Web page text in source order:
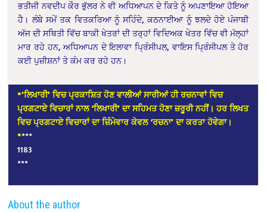
ਭਤੀਜੀ ਨਵਦੀਪ ਕੌਰ ਭੁੱਲਰ ਨੇ ਵੀ ਅਧਿਆਪਨ ਦੇ ਕਿਤੇ ਨੂੰ ਅਪਣਾਇਆ ਹੋਇਆ
ਹੈ। ਲੰਬੇ ਸਮੇਂ ਤਕ ਵਿਤਕਰਿਆ ਨੂੰ ਸਹਿੰਦੇ, ਕਠਨਾਈਆ ਨੂੰ ਝਲਦੇ ਹੋਏ ਪੰਜਾਬੀ
ਅੱਜ ਦੀ ਸਥਿਤੀ ਵਿੱਚ ਬਾਕੀ ਖੇਤਰਾਂ ਦੀ ਤਰ੍ਹਾਂ ਵਿਦਿਅਕ ਖੇਤਰ ਵਿੱਚ ਵੀ ਮੱਲ੍ਹਾਂ
ਮਾਰ ਰਹੇ ਹਨ, ਅਧਿਆਪਨ ਦੇ ਇਲਾਵਾ ਪ੍ਰਿੰਸੀਪਲ, ਵਾਇਸ ਪ੍ਰਿੰਸੀਪਲ ਤੇ ਹੋਰ
ਕਈ ਪੁਜ਼ੀਸ਼ਨਾਂ ਤੇ ਕੰਮ ਕਰ ਰਹੇ ਹਨ।
*’ਲਿਖਾਰੀ’ ਵਿਚ ਪ੍ਰਕਾਸ਼ਿਤ ਹੋਣ ਵਾਲੀਆਂ ਸਾਰੀਆਂ ਹੀ ਰਚਨਾਵਾਂ ਵਿਚ
ਪ੍ਰਗਟਾਏ ਵਿਚਾਰਾਂ ਨਾਲ ‘ਲਿਖਾਰੀ’ ਦਾ ਸਹਿਮਤ ਹੋਣਾ ਜ਼ਰੂਰੀ ਨਹੀਂ। ਹਰ ਲਿਖਤ
ਵਿਚ ਪ੍ਰਗਟਾਏ ਵਿਚਾਰਾਂ ਦਾ ਜ਼ਿੰਮੇਵਾਰ ਕੇਵਲ ‘ਰਚਨਾ’ ਦਾ ਕਰਤਾ ਹੋਵੇਗਾ।
****
1183
***
About the author